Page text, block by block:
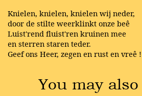
Knielen, knielen, knielen wij neder,
door de stilte weerklinkt onze beê
Luist'rend fluist'ren kruinen mee
en sterren staren teder.
Geef ons Heer, zegen en rust en vreê !
You may